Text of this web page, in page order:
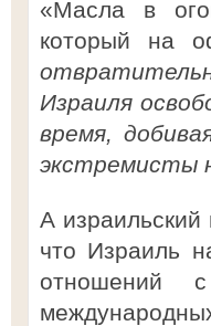
«Масла в
который на
Израиля
время,
экстремисты
А
что Израиль
отношений